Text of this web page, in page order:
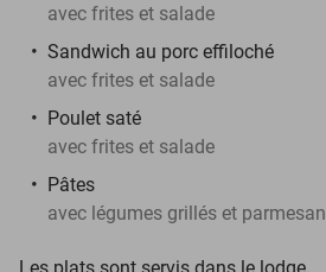
avec frites et salade
Sandwich au porc effiloché
avec frites et salade
Poulet saté
avec frites et salade
Pâtes
avec légumes grillés et parmesan